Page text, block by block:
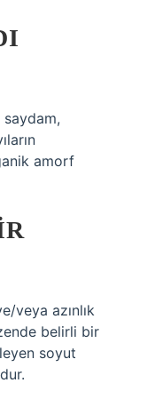
amorf
veya azınlık
belirli bir
soyut